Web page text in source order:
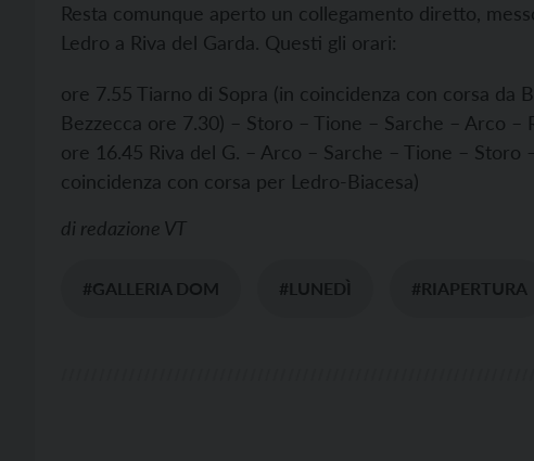
Resta comunque aperto un collegamento diretto,
Ledro a Riva del Garda. Questi gli orari:
ore 7.55 Tiarno di Sopra (in coincidenza con corsa da
Bezzecca ore 7.30) – Storo – Tione – Sarche – Arco –
ore 16.45 Riva del G. – Arco – Sarche – Tione –
coincidenza con corsa per Ledro-Biacesa)
di redazione VT
#GALLERIA DOM #LUNEDÌ #RIAPERTURA